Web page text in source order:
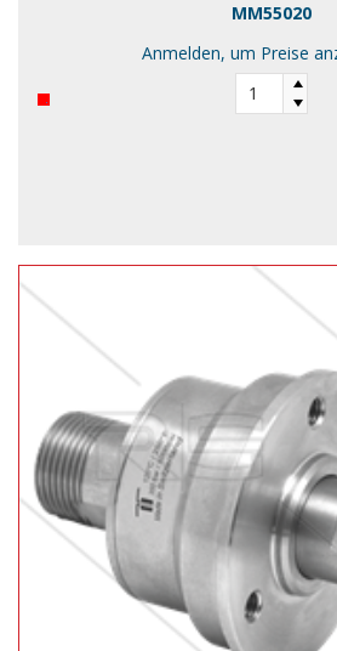
MM55020
Anmelden, um Preise